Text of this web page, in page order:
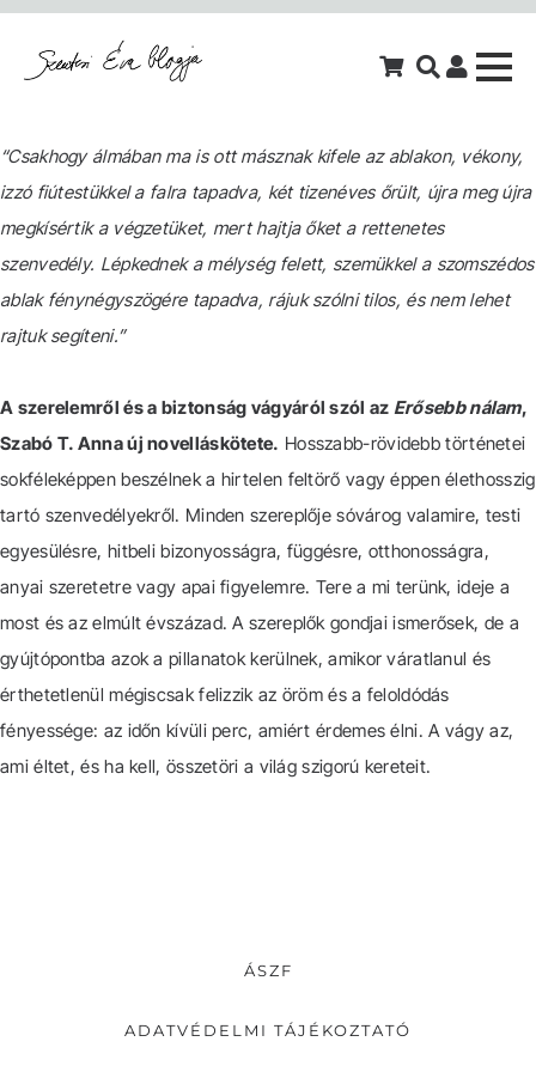
“Csakhogy álmában ma is ott másznak kifele az ablakon, vékony,
izzó fiútestükkel a falra tapadva, két tizenéves őrült, újra meg újra
megkísértik a végzetüket, mert hajtja őket a rettenetes
szenvedély. Lépkednek a mélység felett, szemükkel a szomszédos
ablak fénynégyszögére tapadva, rájuk szólni tilos, és nem lehet
rajtuk segíteni.”
A szerelemről és a biztonság vágyáról szól az Erősebb nálam,
Szabó T. Anna új novelláskötete. Hosszabb-rövidebb történetei
sokféleképpen beszélnek a hirtelen feltörő vagy éppen élethosszig
tartó szenvedélyekről. Minden szereplője sóvárog valamire, testi
egyesülésre, hitbeli bizonyosságra, függésre, otthonosságra,
anyai szeretetre vagy apai figyelemre. Tere a mi terünk, ideje a
most és az elmúlt évszázad. A szereplők gondjai ismerősek, de a
gyújtópontba azok a pillanatok kerülnek, amikor váratlanul és
érthetetlenül mégiscsak felizzik az öröm és a feloldódás
fényessége: az időn kívüli perc, amiért érdemes élni. A vágy az,
ami éltet, és ha kell, összetöri a világ szigorú kereteit.
ÁSZF
ADATVÉDELMI TÁJÉKOZTATÓ